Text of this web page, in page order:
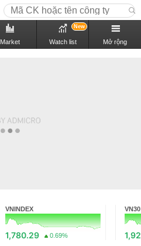
Market Watch list
New
Mở rộng
VNINDEX
1,780.29 0.69%
VN30